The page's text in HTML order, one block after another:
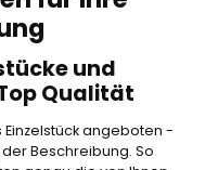
und
Qualität
angeboten -
Beschreibung. So